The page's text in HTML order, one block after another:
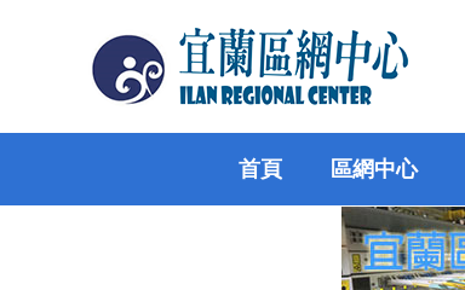
內
首頁 區網中心